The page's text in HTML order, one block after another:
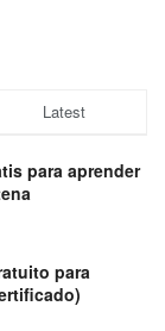
Latest
para aprender
para